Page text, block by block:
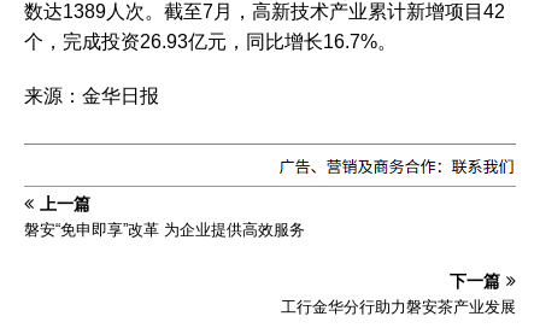
数达1389人次。截至7月，高新技术产业累计新增项目42
个，完成投资26.93亿元，同比增长16.7%。
来源：金华日报
上一篇
磐安“免申即享”改革 为企业提供高效服务
下一篇
工行金华分行助力磐安茶产业发展